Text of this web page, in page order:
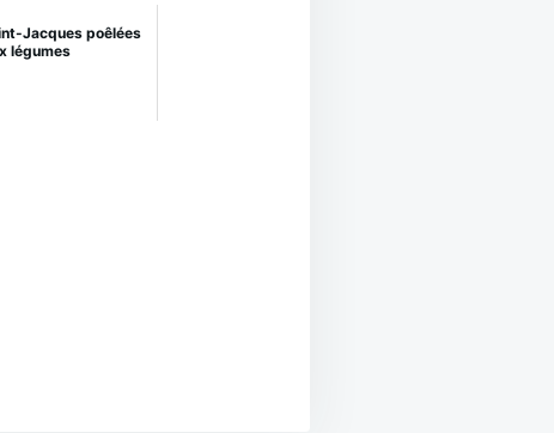
Jacques poêlées
légumes